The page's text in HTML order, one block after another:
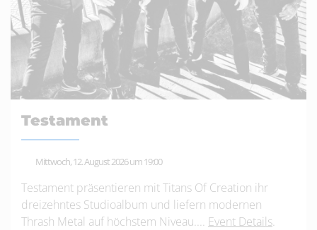
Testament
Mittwoch, 12. August 2026 um 19:00
Testament präsentieren mit Titans Of Creation ihr
dreizehntes Studioalbum und liefern modernen
Thrash Metal auf höchstem Niveau.... Event Details.